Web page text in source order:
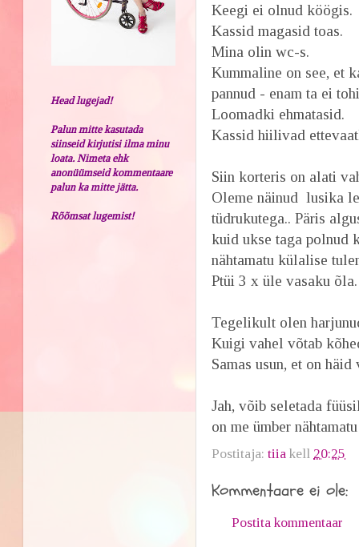
Keegi ei olnud köögis.
Kassid magasid toas.
Mina olin wc-s.
Kummaline on see, et
pannud - enam ta ei
Loomadki ehmatasid.
Kassid hiilivad
Siin korteris on alati
Oleme näinud lusika
tüdrukutega.. Päris
kuid ukse taga polnud
nähtamatu külalise
Ptüi 3 x üle vasaku
Tegelikult olen
Kuigi vahel võtab
Samas usun, et on
Jah, võib seletada
on me ümber
Postitaja:tiia kell 20:25
Kommentaare ei ole:
Postita kommentaar
Head lugejad!
Palun mitte kasutada
siinseid kirjutisi ilma minu
loata. Nimeta ehk
anonüümseid kommentaare
palun ka mitte jätta.
Rõõmsat lugemist!